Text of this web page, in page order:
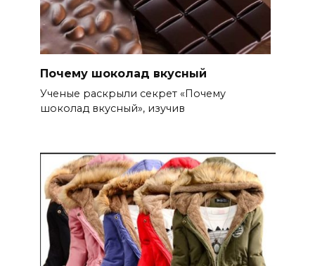
Почему шоколад вкусный
Ученые раскрыли секрет «Почему
шоколад вкусный», изучив